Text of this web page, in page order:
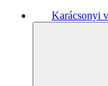
Karácsonyi